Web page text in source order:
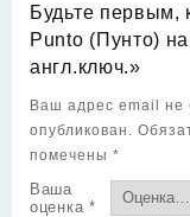
Будьте первым,
Punto (Пунто)
англ.ключ.»
Ваш адрес email не
опубликован.
помечены *
Ваша
оценка *